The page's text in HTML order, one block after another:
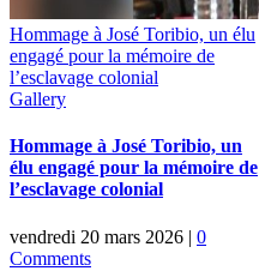
Hommage à José Toribio, un élu
engagé pour la mémoire de
l’esclavage colonial
Gallery
Hommage à José Toribio, un
élu engagé pour la mémoire de
l’esclavage colonial
vendredi 20 mars 2026 | 0
Comments